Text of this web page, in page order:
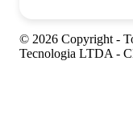
© 2026 Copyright -
Tecnologia LTDA -